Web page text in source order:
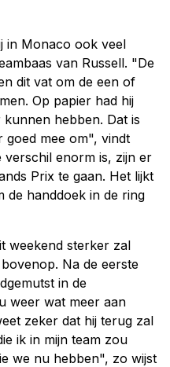
in Monaco ook veel
van Russell. "De
dit vat om de een of
Op papier had hij
hebben. Dat is
goed mee om", vindt
verschil enorm is, zijn er
Prix te gaan. Het lijkt
de handdoek in de ring
weekend sterker zal
Na de eerste
in de
weer wat meer aan
zeker dat hij terug zal
ik in mijn team zou
we nu hebben", zo wijst